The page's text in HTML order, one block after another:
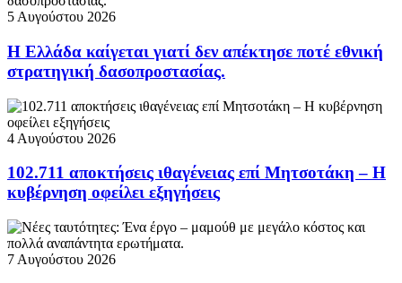
5 Αυγούστου 2026
Η Ελλάδα καίγεται γιατί δεν απέκτησε ποτέ εθνική
στρατηγική δασοπροστασίας.
4 Αυγούστου 2026
102.711 αποκτήσεις ιθαγένειας επί Μητσοτάκη – Η
κυβέρνηση οφείλει εξηγήσεις
7 Αυγούστου 2026